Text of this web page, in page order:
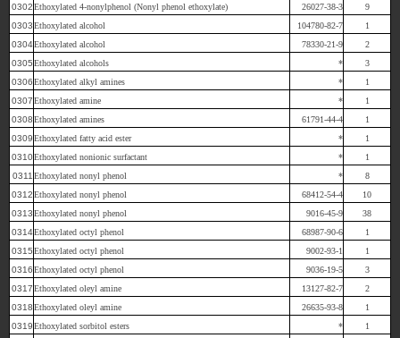
0302Ethoxylated 4-nonylphenol (Nonyl phenol ethoxylate) 26027-38-3
9
0303Ethoxylated alcohol 104780-82-7
1
0304Ethoxylated alcohol 78330-21-9
2
0305Ethoxylated alcohols *
3
0306Ethoxylated alkyl amines *
1
0307Ethoxylated amine *
1
0308Ethoxylated amines 61791-44-4
1
0309Ethoxylated fatty acid ester *
1
0310Ethoxylated nonionic surfactant *
1
0311 Ethoxylated nonyl phenol *
8
0312Ethoxylated nonyl phenol 68412-54-4
10
0313Ethoxylated nonyl phenol 9016-45-9
38
0314Ethoxylated octyl phenol 68987-90-6
1
0315Ethoxylated octyl phenol 9002-93-1
1
0316Ethoxylated octyl phenol 9036-19-5
3
0317Ethoxylated oleyl amine 13127-82-7
2
0318Ethoxylated oleyl amine 26635-93-8
1
0319Ethoxylated sorbitol esters *
1